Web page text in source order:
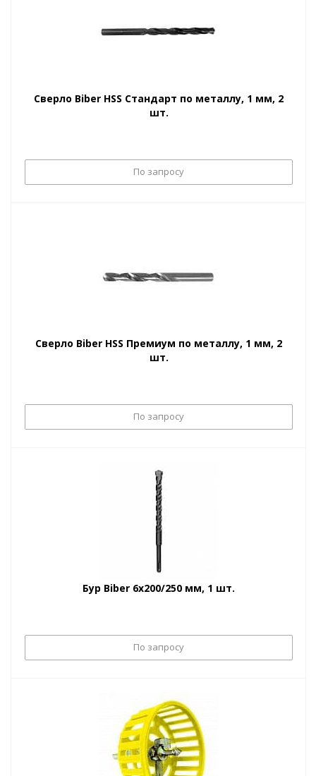
Сверло Biber HSS Стандарт по металлу, 1 мм, 2
шт.
По запросу
Сверло Biber HSS Премиум по металлу, 1 мм, 2
шт.
По запросу
Бур Biber 6х200/250 мм, 1 шт.
По запросу